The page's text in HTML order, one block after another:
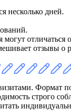
несколько дней.
могут отличаться
отзывы о
Формат
строго